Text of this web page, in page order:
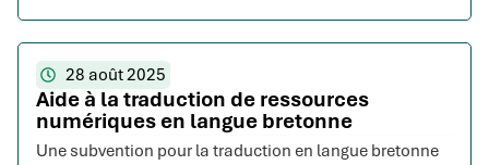
28 août 2025
Aide à la traduction de ressources
numériques en langue bretonne
Une subvention pour la traduction en langue bretonne